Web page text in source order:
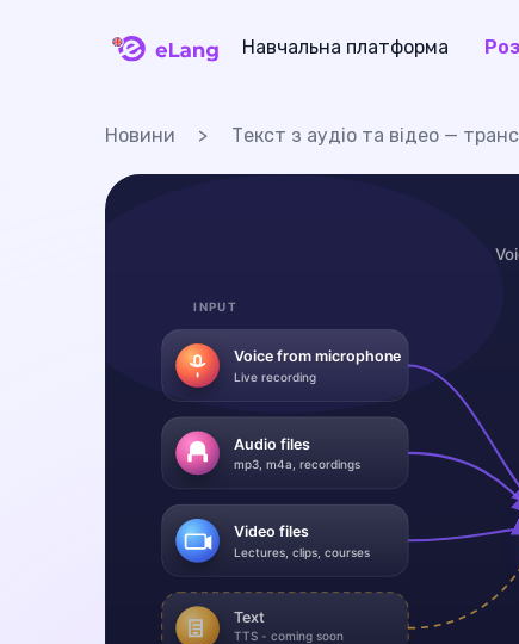
Навчальна платформа
Новини Текст з аудіо та відео —